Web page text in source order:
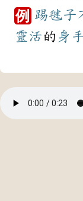
例 踢毽子
靈活 的 身手